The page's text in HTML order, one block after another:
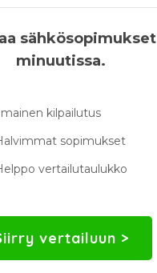
sähkösopimukset
minuutissa.
kilpailutus
sopimukset
vertailutaulukko
vertailuun >